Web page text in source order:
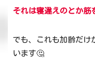
それは寝違えのとか筋
でも、これも加齢だけ
います🤔